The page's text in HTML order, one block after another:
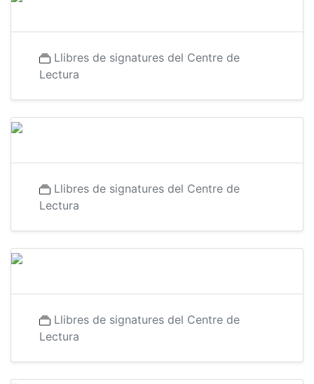
Llibres de signatures del Centre de
Lectura
Llibres de signatures del Centre de
Lectura
Llibres de signatures del Centre de
Lectura